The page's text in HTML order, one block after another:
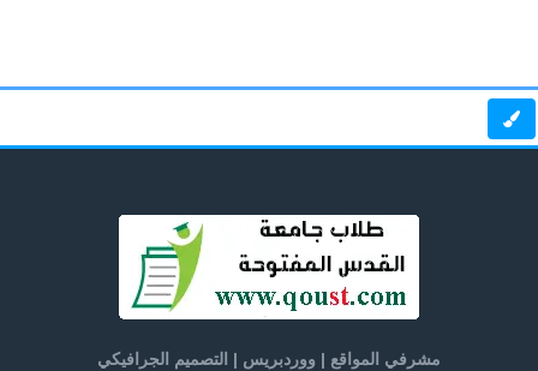
مشرفي المواقع | ووردبريس | التصميم الجرافيكي